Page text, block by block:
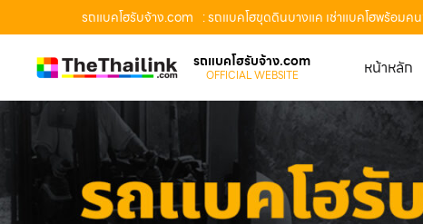
รถแบคโฮรับจ้าง.com : รถแบคโฮขุดดินบางแค เช่าแบคโฮพร้อม
รถแบคโฮรับจ้าง.com
OFFICIAL WEBSITE หน้าหลัก